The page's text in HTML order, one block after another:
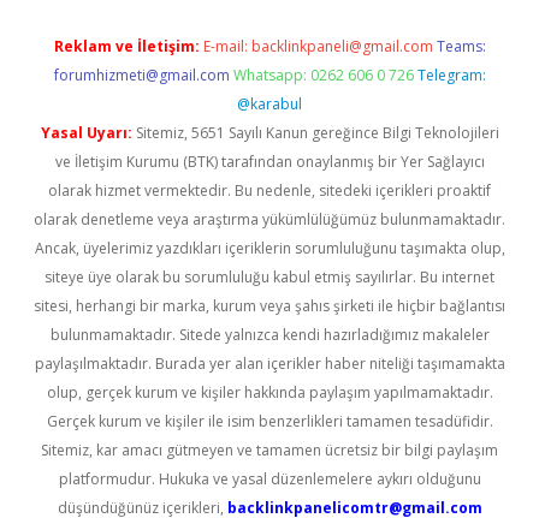
Reklam ve İletişim: E-mail: backlinkpaneli@gmail.com Teams:
forumhizmeti@gmail.com Whatsapp: 0262 606 0 726 Telegram:
@karabul
Yasal Uyarı: Sitemiz, 5651 Sayılı Kanun gereğince Bilgi Teknolojileri
ve İletişim Kurumu (BTK) tarafından onaylanmış bir Yer Sağlayıcı
olarak hizmet vermektedir. Bu nedenle, sitedeki içerikleri proaktif
olarak denetleme veya araştırma yükümlülüğümüz bulunmamaktadır.
Ancak, üyelerimiz yazdıkları içeriklerin sorumluluğunu taşımakta olup,
siteye üye olarak bu sorumluluğu kabul etmiş sayılırlar. Bu internet
sitesi, herhangi bir marka, kurum veya şahıs şirketi ile hiçbir bağlantısı
bulunmamaktadır. Sitede yalnızca kendi hazırladığımız makaleler
paylaşılmaktadır. Burada yer alan içerikler haber niteliği taşımamakta
olup, gerçek kurum ve kişiler hakkında paylaşım yapılmamaktadır.
Gerçek kurum ve kişiler ile isim benzerlikleri tamamen tesadüfidir.
Sitemiz, kar amacı gütmeyen ve tamamen ücretsiz bir bilgi paylaşım
platformudur. Hukuka ve yasal düzenlemelere aykırı olduğunu
düşündüğünüz içerikleri, backlinkpanelicomtr@gmail.com